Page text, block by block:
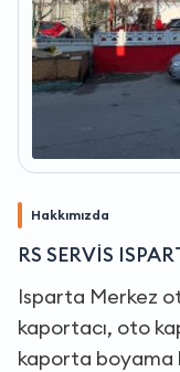
Hakkımızda
RS SERVİS
Isparta Merkez
kaportacı, oto
kaporta boyama